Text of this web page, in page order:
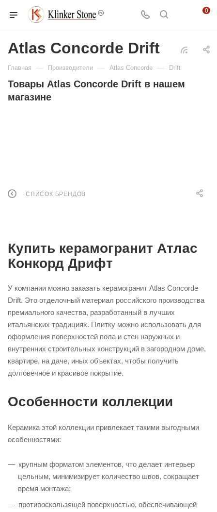
0
Atlas Concorde Drift
Главная — Производители — Atlas Concorde — Drift
Товары Atlas Concorde Drift в нашем
магазине
СПИСОК БРЕНДОВ
Купить керамогранит Атлас
Конкорд Дрифт
У компании можно заказать керамогранит Atlas Concorde
Drift. Это отделочный материал российского производства
премиального качества, разработанный в лучших
итальянских традициях. Плитку можно использовать для
оформления поверхностей пола и стен наружных и
внутренних строительных конструкций в загородном доме,
квартире, на даче, иных объектах, чтобы получить
долговечное и красивое покрытие.
Особенности коллекции
Керамика этой коллекции привлекает такими выгодными
особенностями:
крупным форматом элементов, что делает интерьер
цельным, минимизирует количество швов, сокращает
время монтажа;
противоскользящей поверхностью, обеспечивающей